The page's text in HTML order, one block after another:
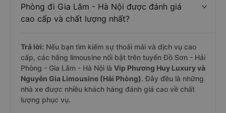
Phòng đi Gia Lâm - Hà Nội được đánh giá
cao cấp và chất lượng nhất?
Trả lời: Nếu bạn tìm kiếm sự thoải mái và dịch vụ cao
cấp, các hãng limousine nổi bật trên tuyến Đồ Sơn - Hải
Phòng - Gia Lâm - Hà Nội là Vip Phương Huy Luxury và
Nguyễn Gia Limousine (Hải Phòng). Đây đều là những
nhà xe được nhiều khách hàng đánh giá cao về chất
lượng phục vụ.